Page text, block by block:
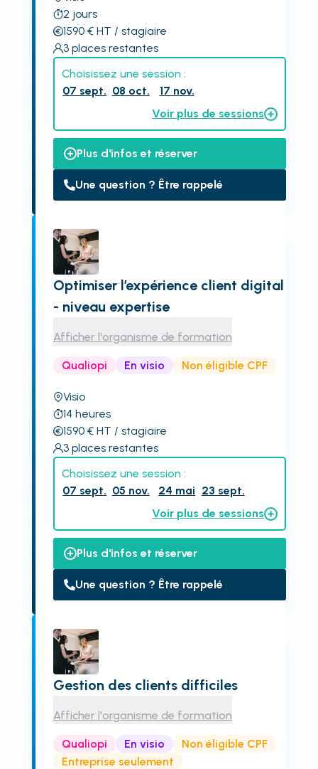
2 jours
1590€ HT / stagiaire
3 places restantes
Choisissez une session :
07 sept. 08 oct.
17 nov.
Voir plus de sessions
Plus d'infos et réserver
Une question ? Être rappelé
Optimiser l’expérience client digital
- niveau expertise
Afficher l'organisme de formation
Qualiopi En visio Non éligible CPF
Visio
14 heures
1590€ HT / stagiaire
3 places restantes
Choisissez une session :
07 sept. 05 nov. 24 mai 23 sept.
Voir plus de sessions
Plus d'infos et réserver
Une question ? Être rappelé
Gestion des clients difficiles
Afficher l'organisme de formation
Qualiopi En visio
Non éligible CPF
Entreprise seulement